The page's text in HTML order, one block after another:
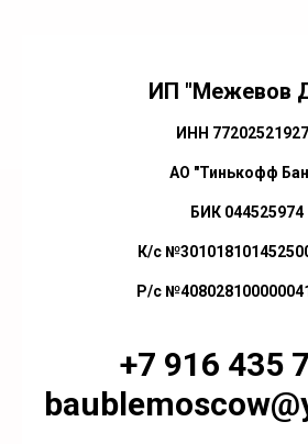
ИП "Межевов
ИНН
АО "Тинькофф
БИК 044525974
К/с
Р/с
+7 916 435